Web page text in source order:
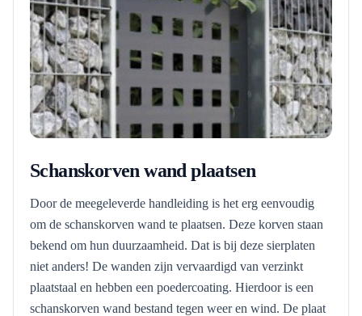
Schanskorven wand plaatsen
Door de meegeleverde handleiding is het erg eenvoudig
om de schanskorven wand te plaatsen. Deze korven staan
bekend om hun duurzaamheid. Dat is bij deze sierplaten
niet anders! De wanden zijn vervaardigd van verzinkt
plaatstaal en hebben een poedercoating. Hierdoor is een
schanskorven wand bestand tegen weer en wind. De plaat